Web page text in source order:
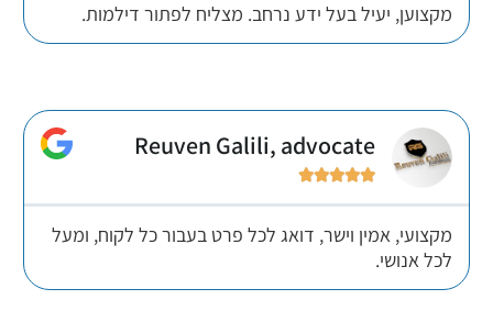
מקצוען, יעיל בעל ידע נרחב. מצליח לפתור דילמות.
Reuven Galili, advocate





מקצועי, אמין וישר, דואג לכל פרט בעבור כל לקוח, ומעל
לכל אנושי.